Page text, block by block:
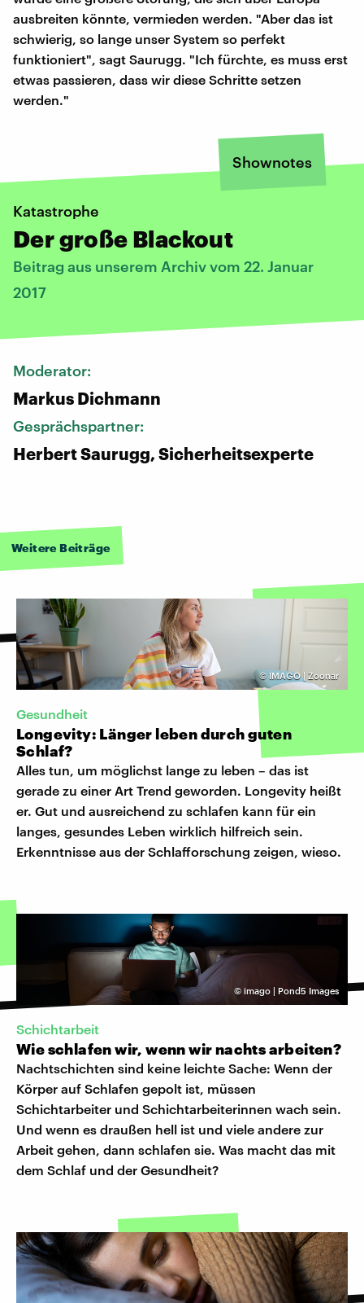
ausbreiten könnte, vermieden werden. "Aber das ist
schwierig, so lange unser System so perfekt
funktioniert", sagt Saurugg. "Ich fürchte, es muss erst
etwas passieren, dass wir diese Schritte setzen
werden."
Shownotes
Katastrophe
Der große Blackout
Beitrag aus unserem Archiv vom 22. Januar
2017
Moderator:
Markus Dichmann
Gesprächspartner:
Herbert Saurugg, Sicherheitsexperte
Weitere Beiträge
© IMAGO | Zoonar
Gesundheit
Longevity: Länger leben durch guten
Schlaf?
Alles tun, um möglichst lange zu leben – das ist
gerade zu einer Art Trend geworden. Longevity heißt
er. Gut und ausreichend zu schlafen kann für ein
langes, gesundes Leben wirklich hilfreich sein.
Erkenntnisse aus der Schlafforschung zeigen, wieso.
© imago | Pond5 Images
Schichtarbeit
Wie schlafen wir, wenn wir nachts arbeiten?
Nachtschichten sind keine leichte Sache: Wenn der
Körper auf Schlafen gepolt ist, müssen
Schichtarbeiter und Schichtarbeiterinnen wach sein.
Und wenn es draußen hell ist und viele andere zur
Arbeit gehen, dann schlafen sie. Was macht das mit
dem Schlaf und der Gesundheit?